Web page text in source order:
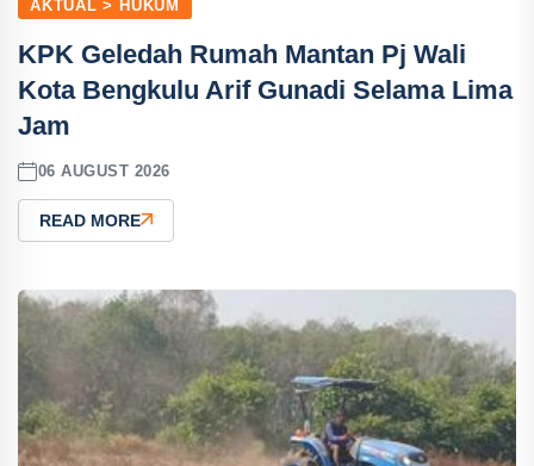
AKTUAL > HUKUM
KPK Geledah Rumah Mantan Pj Wali
Kota Bengkulu Arif Gunadi Selama Lima
Jam
06 AUGUST 2026
READ MORE